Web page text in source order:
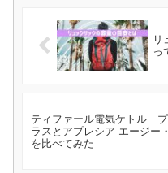
リ
っ
ティファール電気ケトル
ラスとアプレシア エージー
を比べてみた